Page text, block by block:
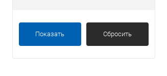
Показать Сбросить